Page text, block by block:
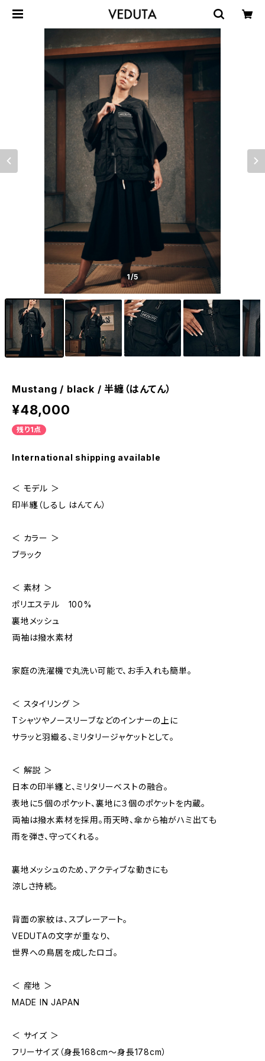
1/5
Mustang / black / 半纏（はんてん）
¥48,000
残り1点
International shipping available
＜ モデル ＞
印半纏（しるし はんてん）
＜ カラー ＞
ブラック
＜ 素材 ＞
ポリエステル 100%
裏地メッシュ
両袖は撥水素材
家庭の洗濯機で丸洗い可能で、お手入れも簡単。
＜ スタイリング ＞
Tシャツやノースリーブなどのインナーの上に
サラッと羽織る、ミリタリージャケットとして。
＜ 解説 ＞
日本の印半纏と、ミリタリーベストの融合。
表地に５個のポケット、裏地に３個のポケットを内蔵。
両袖は撥水素材を採用。雨天時、傘から袖がハミ出ても
雨を弾き、守ってくれる。
裏地メッシュのため、アクティブな動きにも
涼しさ持続。
背面の家紋は、スプレーアート。
VEDUTAの文字が重なり、
世界への鳥居を成したロゴ。
＜ 産地 ＞
MADE IN JAPAN
＜ サイズ ＞
フリーサイズ（身長168cm〜身長178cm）